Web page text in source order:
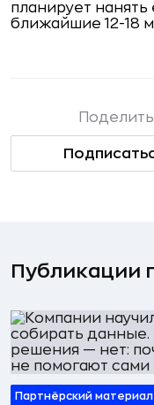
планирует
ближайшие 12-18
Публикации
Партнёрский материал